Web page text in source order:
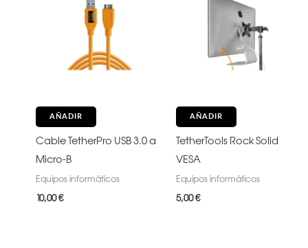
AÑADIR
Cable TetherPro USB 3.0 a
Micro-B
Equipos informáticos
10,00€
AÑADIR
TetherTools Rock Solid
VESA
Equipos informáticos
5,00€